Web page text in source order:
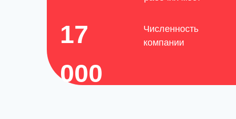
17
000
Численность
компании